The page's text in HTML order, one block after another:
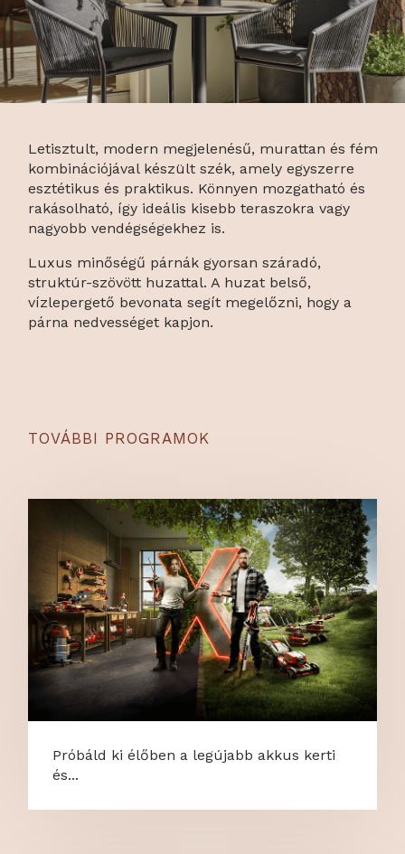
Letisztult, modern megjelenésű, murattan és fém
kombinációjával készült szék, amely egyszerre
esztétikus és praktikus. Könnyen mozgatható és
rakásolható, így ideális kisebb teraszokra vagy
nagyobb vendégségekhez is.
Luxus minőségű párnák gyorsan száradó,
struktúr-szövött huzattal. A huzat belső,
vízlepergető bevonata segít megelőzni, hogy a
párna nedvességet kapjon.
TOVÁBBI PROGRAMOK
Próbáld ki élőben a legújabb akkus kerti
és...